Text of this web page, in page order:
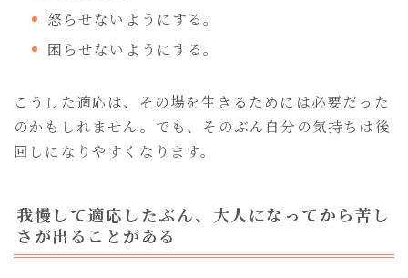
怒らせないようにする。
困らせないようにする。
こうした適応は、その場を生きるためには必要だった
のかもしれません。でも、そのぶん自分の気持ちは後
回しになりやすくなります。
我慢して適応したぶん、大人になってから苦し
さが出ることがある